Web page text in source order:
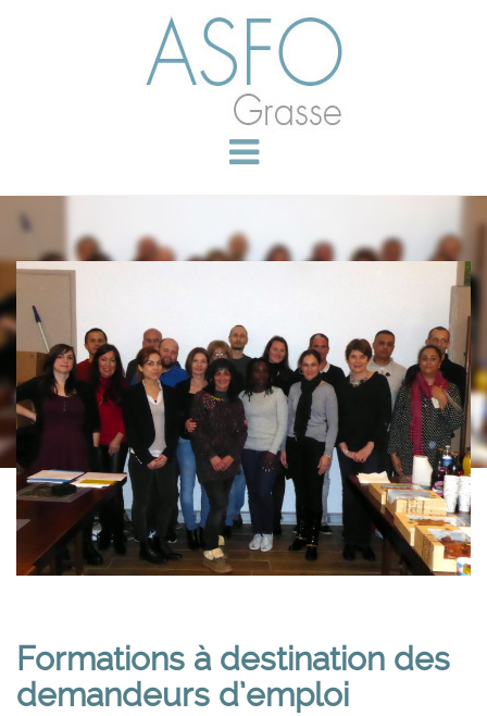
Formations à destination des
demandeurs d’emploi